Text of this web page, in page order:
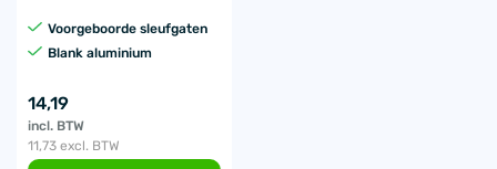
Voorgeboorde sleufgaten
Blank aluminium
14,19
incl. BTW
11,73 excl. BTW